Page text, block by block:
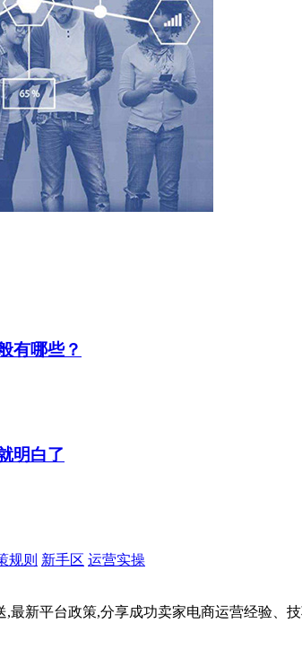
有哪些？
明白了
规则 新手区 运营实操
新平台政策,分享成功卖家电商运营经验、